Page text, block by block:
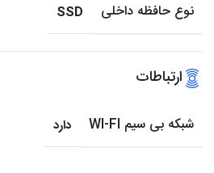
نوع حافظه داخلی SSD
ارتباطات
شبکه بی سیم WI-FI دارد